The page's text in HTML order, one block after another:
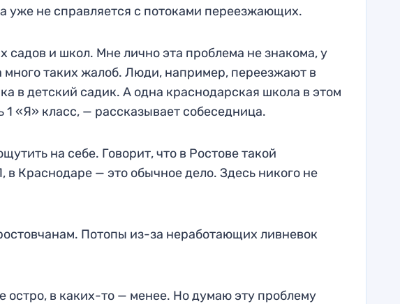
уже не справляется с потоками переезжающих.
садов и школ. Мне лично эта проблема не знакома, у
таких жалоб. Люди, например, переезжают в
в детский садик. А одна краснодарская школа в этом
1 «Я» класс, — рассказывает собеседница.
на себе. Говорит, что в Ростове такой
Краснодаре — это обычное дело. Здесь никого не
Потопы из-за неработающих ливневок
остро, в каких-то — менее. Но думаю эту проблему